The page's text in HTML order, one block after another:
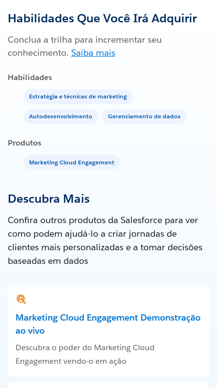
Habilidades Que Você Irá Adquirir
Conclua a trilha para incrementar seu
conhecimento. Saiba mais
Habilidades
Estratégia e técnicas de marketing
Autodesenvolvimento Gerenciamento de dados
Produtos
Marketing Cloud Engagement
Descubra Mais
Confira outros produtos da Salesforce para ver
como podem ajudá-lo a criar jornadas de
clientes mais personalizadas e a tomar decisões
baseadas em dados
Marketing Cloud Engagement Demonstração
ao vivo
Descubra o poder do Marketing Cloud
Engagement vendo-o em ação